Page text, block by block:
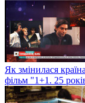
Як змінилася
фільм "1+1. 25